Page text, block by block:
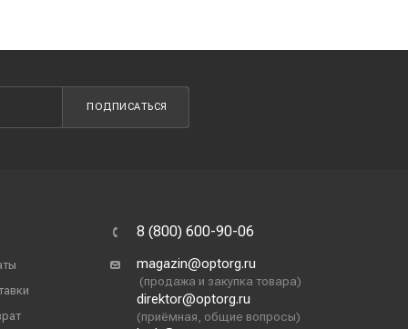
ПОДПИСАТЬСЯ
8 (800) 600-90-06
magazin@optorg.ru
(продажа и закупка товара)
direktor@optorg.ru
(приёмная, общие вопросы)